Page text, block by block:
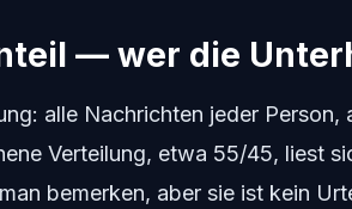
— wer die
alle Nachrichten jeder Person,
Verteilung, etwa 55/45, liest
bemerken, aber sie ist kein